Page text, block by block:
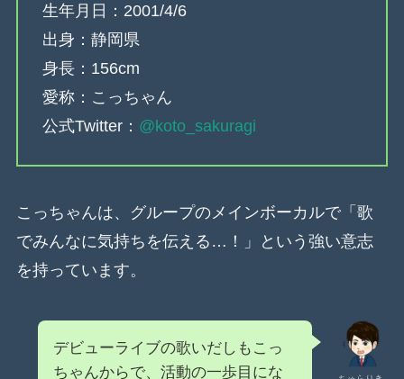
生年月日：2001/4/6
出身：静岡県
身長：156cm
愛称：こっちゃん
公式Twitter： @koto_sakuragi
こっちゃんは、グループのメインボーカルで「歌
でみんなに気持ちを伝える…！」という強い意志
を持っています。
デビューライブの歌いだしもこっ
ちゃんからで、活動の一歩目にな